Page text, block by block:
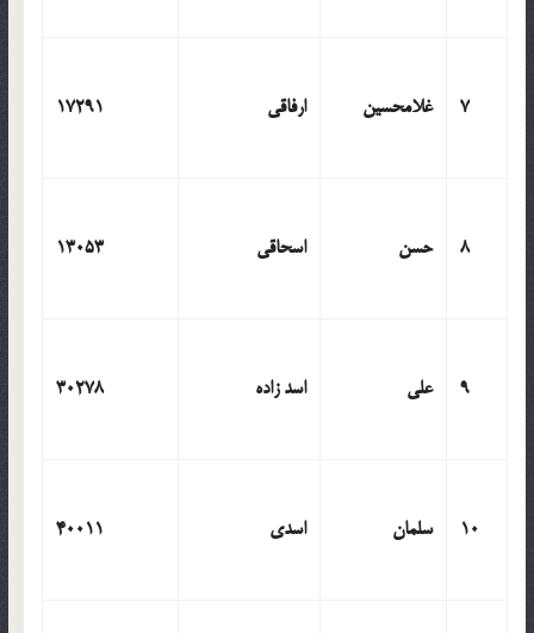
7 غلامحسین ارفاقی 17291
8 حسن اسحاقی 13053
9 علی اسد زاده 30278
10 سلمان اسدی 40011